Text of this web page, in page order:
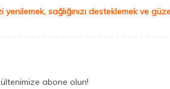
sağlığınızı desteklemek ve
abone olun!